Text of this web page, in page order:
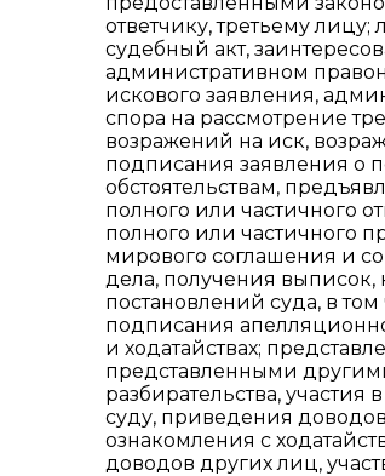
ответчику, третьему
судебный акт,
административном
искового заявления,
спора на рассмотрение
возражений на иск,
подписания заявления о
обстоятельствам,
полного или частичного
полного или частичного
мирового соглашения и
дела, получения
постановлений суда, в
подписания
и ходатайствах;
представленными
разбирательства,
суду, приведения
ознакомления с
доводов других лиц,